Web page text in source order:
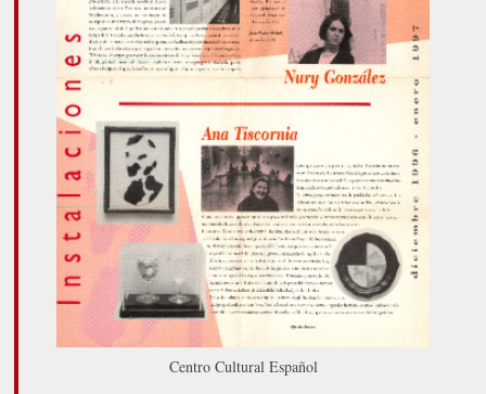
Centro Cultural Español